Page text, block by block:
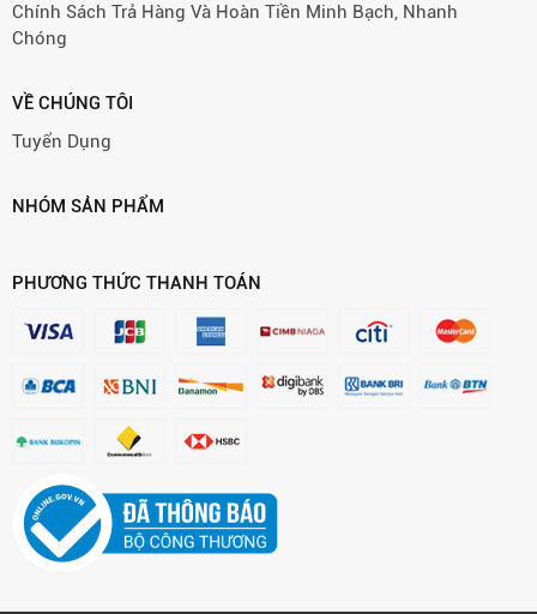
Chính Sách Trả Hàng Và Hoàn Tiền Minh Bạch, Nhanh
Chóng
VỀ CHÚNG TÔI
Tuyển Dụng
NHÓM SẢN PHẨM
PHƯƠNG THỨC THANH TOÁN